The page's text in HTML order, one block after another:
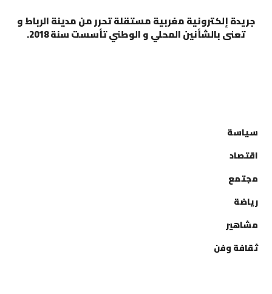
جريدة إلكترونية مغربية مستقلة تحرر من مدينة الرباط و
تعنى بالشأنين المحلي و الوطني تأسست سنة 2018.
سياسة
اقتصاد
مجتمع
رياضة
مشاهير
ثقافة وفن